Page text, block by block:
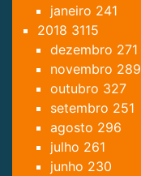
janeiro 241
2018 3115
dezembro 271
novembro 289
outubro 327
setembro 251
agosto 296
julho 261
junho 230